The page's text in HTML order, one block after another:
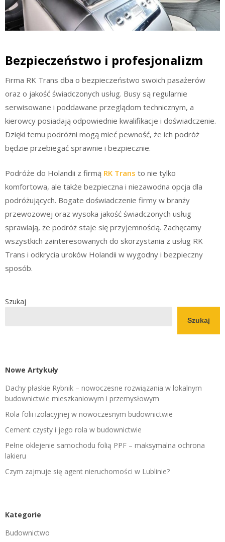
Bezpieczeństwo i profesjonalizm
Firma RK Trans dba o bezpieczeństwo swoich pasażerów
oraz o jakość świadczonych usług. Busy są regularnie
serwisowane i poddawane przeglądom technicznym, a
kierowcy posiadają odpowiednie kwalifikacje i doświadczenie.
Dzięki temu podróżni mogą mieć pewność, że ich podróż
będzie przebiegać sprawnie i bezpiecznie.
Podróże do Holandii z firmą RK Trans to nie tylko
komfortowa, ale także bezpieczna i niezawodna opcja dla
podróżujących. Bogate doświadczenie firmy w branży
przewozowej oraz wysoka jakość świadczonych usług
sprawiają, że podróż staje się przyjemnością. Zachęcamy
wszystkich zainteresowanych do skorzystania z usług RK
Trans i odkrycia uroków Holandii w wygodny i bezpieczny
sposób.
Szukaj
Szukaj
Nowe Artykuły
Dachy płaskie Rybnik – nowoczesne rozwiązania w lokalnym
budownictwie mieszkaniowym i przemysłowym
Rola folii izolacyjnej w nowoczesnym budownictwie
Cement czysty i jego rola w budownictwie
Pełne oklejenie samochodu folią PPF – maksymalna ochrona
lakieru
Czym zajmuje się agent nieruchomości w Lublinie?
Kategorie
Budownictwo